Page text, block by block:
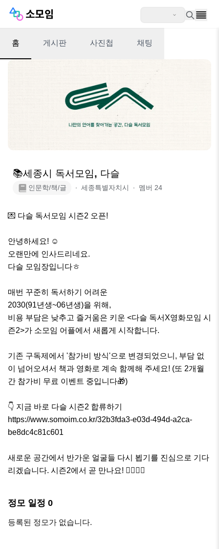
홈 게시판 사진첩 채팅
📚세종시 독서모임, 다슬
인문학/책/글 ∙ 세종특별자치시 ∙ 멤버 24
💌 다슬 독서모임 시즌2 오픈!
안녕하세요! ☺️
오랜만에 인사드리네요.
다슬 모임장입니다ㅎ
매번 꾸준히 독서하기 어려운
2030(91년생~06년생)을 위해,
비용 부담은 낮추고 즐거움은 키운 <다슬 독서X영화모임 시
즌2>가 소모임 어플에서 새롭게 시작합니다.
기존 구독제에서 '참가비 방식'으로 변경되었으니, 부담 없
이 넘어오셔서 책과 영화로 계속 함께해 주세요! (또 2개월
간 참가비 무료 이벤트 중입니다🎁)
👇 지금 바로 다슬 시즌2 합류하기
https://www.somoim.co.kr/32b3fda3-e03d-494d-a2ca-
be8dc4c81c601
새로운 공간에서 반가운 얼굴들 다시 뵙기를 진심으로 기다
리겠습니다. 시즌2에서 곧 만나요! 🙋‍♀️🙋‍♂️
정모 일정 0
등록된 정모가 없습니다.